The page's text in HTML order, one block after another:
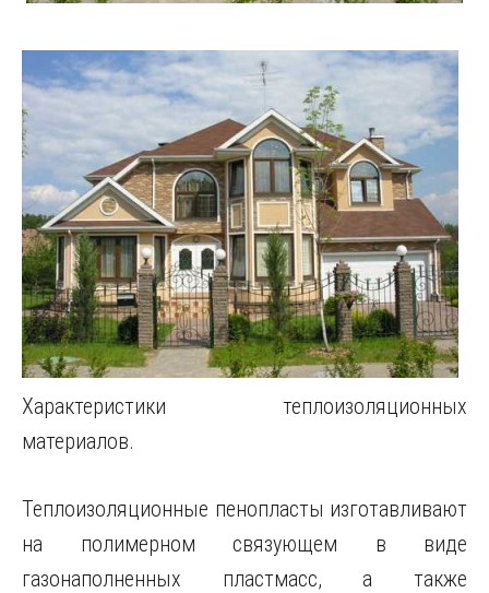
Характеристики теплоизоляционных
материалов.
Теплоизоляционные пенопласты изготавливают
на полимерном связующем в виде
газонаполненных пластмасс, а также